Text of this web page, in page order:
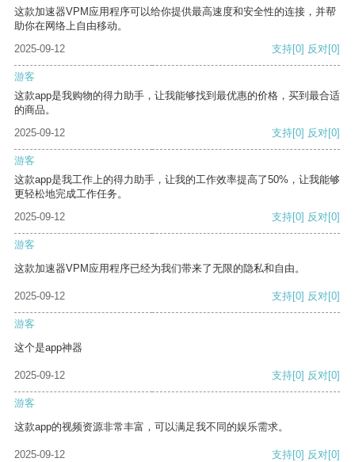
这款加速器VPM应用程序可以给你提供最高速度和安全性的连接，并帮
助你在网络上自由移动。
2025-09-12
支持[0] 反对[0]
游客
这款app是我购物的得力助手，让我能够找到最优惠的价格，买到最合适
的商品。
2025-09-12
支持[0] 反对[0]
游客
这款app是我工作上的得力助手，让我的工作效率提高了50%，让我能够
更轻松地完成工作任务。
2025-09-12
支持[0] 反对[0]
游客
这款加速器VPM应用程序已经为我们带来了无限的隐私和自由。
2025-09-12 支持[0] 反对[0]
游客
这个是app神器
2025-09-12 支持[0] 反对[0]
游客
这款app的视频资源非常丰富，可以满足我不同的娱乐需求。
2025-09-12 支持[0] 反对[0]